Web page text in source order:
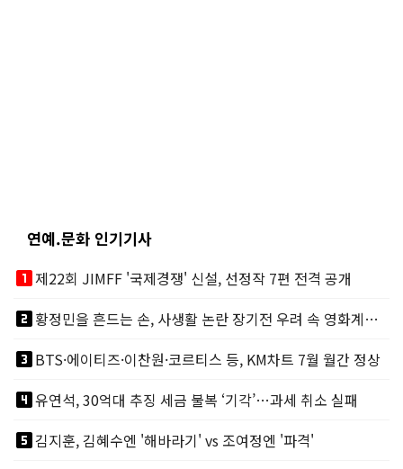
연예.문화 인기기사
looks_one제22회 JIMFF '국제경쟁' 신설, 선정작 7편 전격 공개
looks_two
황정민을 흔드는 손, 사생활 논란 장기전 우려 속 영화계도 리스크
looks_3BTS·에이티즈·이찬원·코르티스 등, KM차트 7월 월간 정상
looks_4유연석, 30억대 추징 세금 불복 ‘기각’…과세 취소 실패
looks_5김지훈, 김혜수엔 '해바라기' vs 조여정엔 '파격'